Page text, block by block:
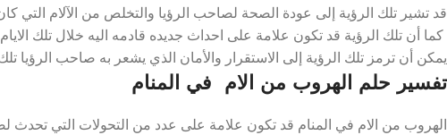
قد تشير تلك الرؤية إلى عودة الصحة لصاحب الرؤيا والتخلص من الآلام التي
كما أن تلك الرؤية قد تكون علامة على احداث جديده قادمه اليه خلال تلك الايام
يمكن أن ترمز تلك الرؤية إلى الاستقرار والأمان الذي يشعر به صاحب الرؤيا تلك
تفسير حلم الهروب من الام في المنام
الهروب من الام في المنام قد تكون علامة على عدد من التحولات التي تحدث